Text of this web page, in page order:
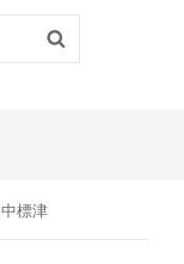
中標津